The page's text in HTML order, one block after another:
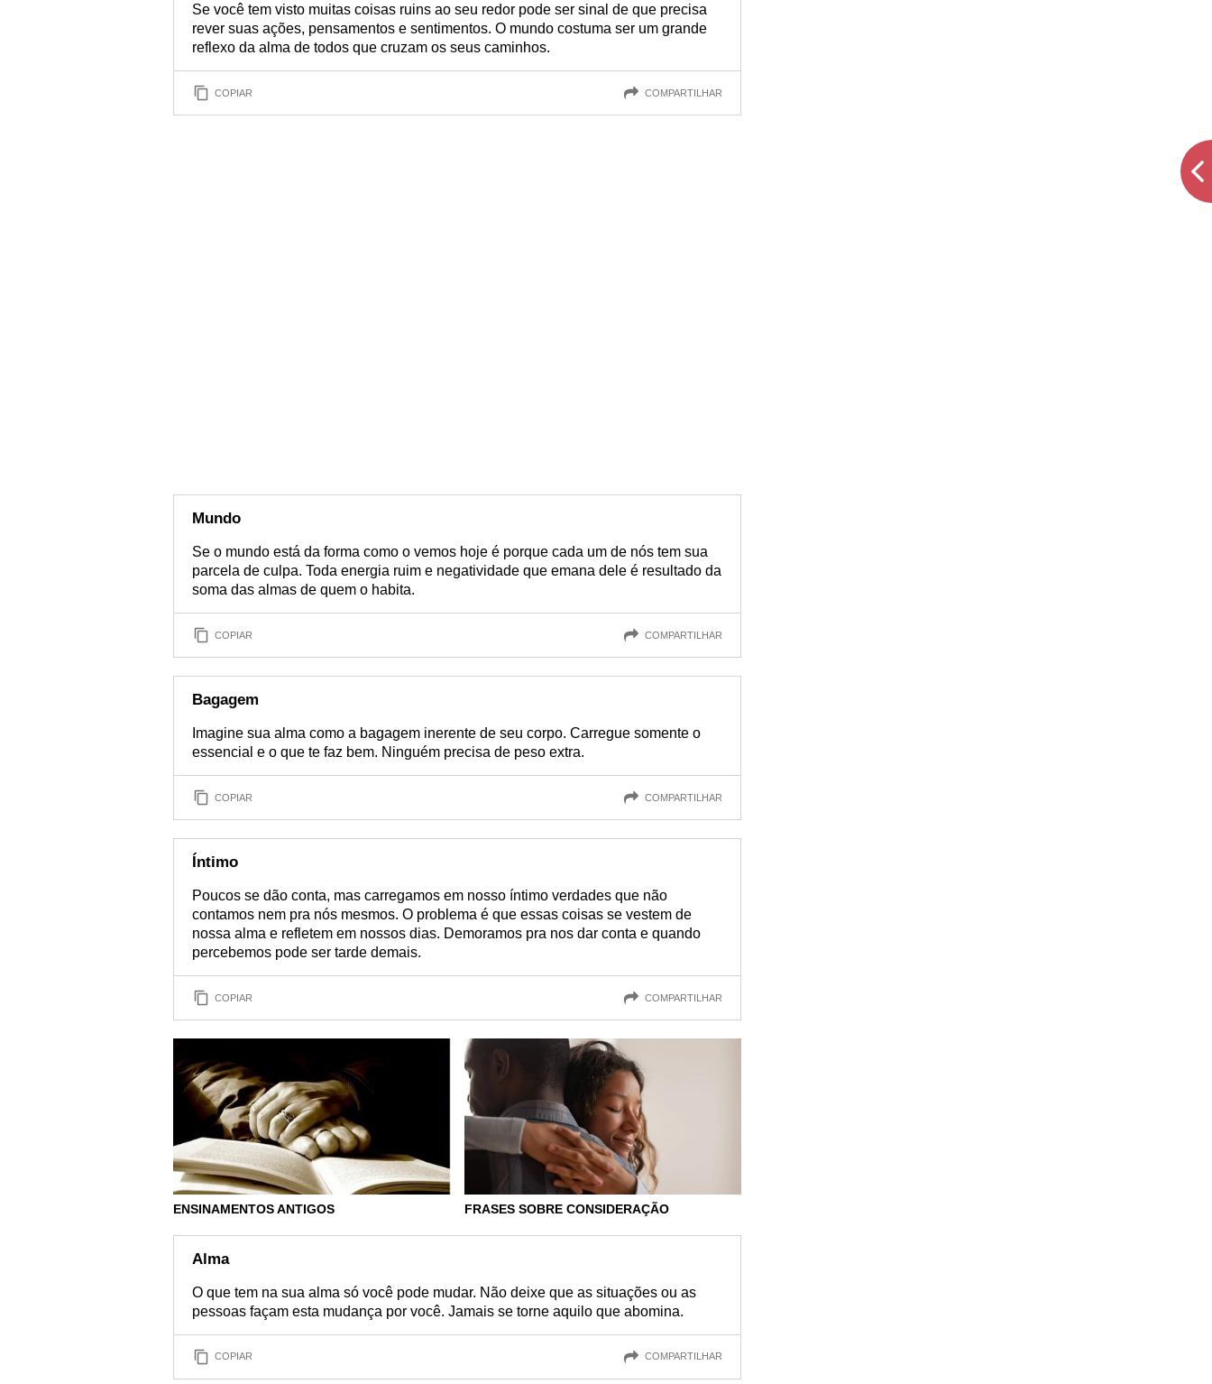
Se você tem visto muitas coisas ruins ao seu redor pode ser sinal de que precisa
rever suas ações, pensamentos e sentimentos. O mundo costuma ser um grande
reflexo da alma de todos que cruzam os seus caminhos.
COPIAR COMPARTILHAR
Mundo
Se o mundo está da forma como o vemos hoje é porque cada um de nós tem sua
parcela de culpa. Toda energia ruim e negatividade que emana dele é resultado da
soma das almas de quem o habita.
COPIAR COMPARTILHAR
Bagagem
Imagine sua alma como a bagagem inerente de seu corpo. Carregue somente o
essencial e o que te faz bem. Ninguém precisa de peso extra.
COPIAR COMPARTILHAR
Íntimo
Poucos se dão conta, mas carregamos em nosso íntimo verdades que não
contamos nem pra nós mesmos. O problema é que essas coisas se vestem de
nossa alma e refletem em nossos dias. Demoramos pra nos dar conta e quando
percebemos pode ser tarde demais.
COPIAR COMPARTILHAR
ENSINAMENTOS ANTIGOS FRASES SOBRE CONSIDERAÇÃO
Alma
O que tem na sua alma só você pode mudar. Não deixe que as situações ou as
pessoas façam esta mudança por você. Jamais se torne aquilo que abomina.
COPIAR COMPARTILHAR